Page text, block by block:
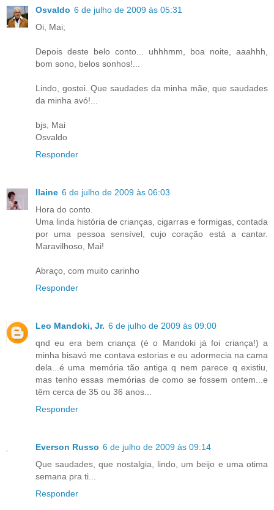
Osvaldo 6 de julho de 2009 às 05:31
Oi, Mai;
Depois deste belo conto... uhhhmm, boa noite, aaahhh,
bom sono, belos sonhos!...
Lindo, gostei. Que saudades da minha mãe, que saudades
da minha avó!...
bjs, Mai
Osvaldo
Responder
Ilaine 6 de julho de 2009 às 06:03
Hora do conto.
Uma linda história de crianças, cigarras e formigas, contada
por uma pessoa sensível, cujo coração está a cantar.
Maravilhoso, Mai!
Abraço, com muito carinho
Responder
Leo Mandoki, Jr. 6 de julho de 2009 às 09:00
qnd eu era bem criança (é o Mandoki já foi criança!) a
minha bisavó me contava estorias e eu adormecia na cama
dela...é uma memória tão antiga q nem parece q existiu,
mas tenho essas memórias de como se fossem ontem...e
têm cerca de 35 ou 36 anos...
Responder
Everson Russo 6 de julho de 2009 às 09:14
Que saudades, que nostalgia, lindo, um beijo e uma otima
semana pra ti...
Responder